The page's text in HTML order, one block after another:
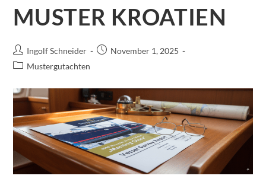
MUSTER KROATIEN
Ingolf Schneider
November 1, 2025
Mustergutachten